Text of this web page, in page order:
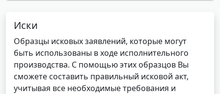
Иски
Образцы исковых заявлений, которые могут
быть использованы в ходе исполнительного
производства. С помощью этих образцов Вы
сможете составить правильный исковой акт,
учитывая все необходимые требования и